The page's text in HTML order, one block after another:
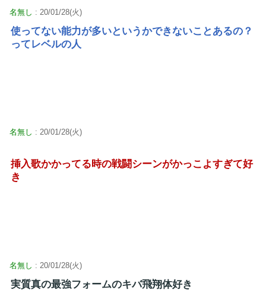
名無し : 20/01/28(火)
使ってない能力が多いというかできないことあるの？
ってレベルの人
名無し : 20/01/28(火)
挿入歌かかってる時の戦闘シーンがかっこよすぎて好
き
名無し : 20/01/28(火)
実質真の最強フォームのキバ飛翔体好き